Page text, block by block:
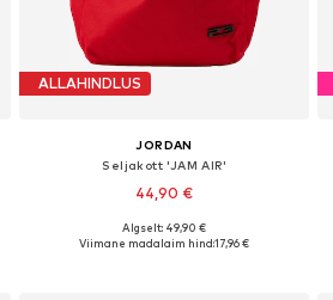
ALLAHINDLUS
JORDAN
Seljakott 'JAM AIR'
44,90 €
Saadaolevad suurused: One Size
Algselt: 49,90 €
Viimane madalaim hind:17,96 €